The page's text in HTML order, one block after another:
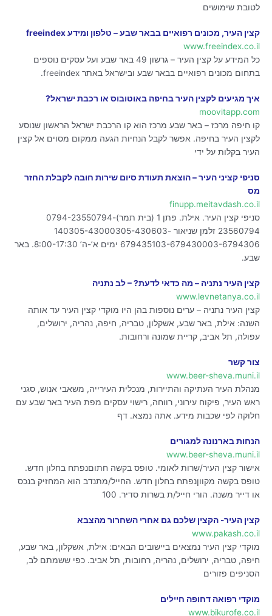
לטובת שימושים
קצין העיר, מכונים רפואיים בבאר שבע – טלפון ומידע freeindex
www.freeindex.co.il
כל המידע על קצין העיר – גרשון 49 באר שבע ועל עסקים נוספים
בתחום מכונים רפואיים בבאר שבע ובישראל באתר freeindex.
איך מגיעים לקצין העיר בחיפה באוטובוס או רכבת ישראל?
moovitapp.com
קו חיפה מרכז – באר שבע מרכז הוא קו הרכבת ישראל הראשון שנוסע
לקצין העיר בחיפה. אפשר לקבל הנחיות הגעה ממקום מסוים אל קצין
העיר בקלות על ידי
סניפי קציני העיר – הוצאת תעודת סיום שירות חובה לקבלת החזר
מס
finupp.meitavdash.co.il
סניפי קצין העיר. אילת. פתן 1 (בית תמר)0794-23550794-
23560794 זלמן שניאור 140305-43000305-430603-
679435103-679430003-6794306 ימים א’-ה’ 8:00-17:30. באר
שבע.
קצין העיר נתניה – מה כדאי לדעת? – לב נתניה
www.levnetanya.co.il
קצין העיר נתניה – ערים נוספות בהן היו מוקדי קצין העיר עד אותה
השנה: אילת, באר שבע, אשקלון, טבריה, חיפה, נהריה, ירושלים,
עפולה, תל אביב, קריית שמונה ורחובות.
צור קשר
www.beer-sheva.muni.il
מנהלת העיר העתיקה והתיירות, מנכלית העירייה, משאבי אנוש, סגני
ראש העיר, פיקוח עירוני, רווחה, רישוי עסקים מפת העיר באר שבע עם
חלוקה לפי שכבות מידע. אתה נמצא. דף
הנחות בארנונה למגורים
www.beer-sheva.muni.il
אישור קצין העיר/שרות לאומי. טופס בקשה חתוםנפתח בחלון חדש.
טופס בקשה מקווןנפתח בחלון חדש. החייל/מתנדב הוא המחזיק בנכס
או דייר משנה. הורי חייל/ת בשרות סדיר. 100
קצין העיר- הקצין שלכם גם אחרי השחרור מהצבא
www.pakash.co.il
מוקדי קצין העיר נמצאים ביישובים הבאים: אילת, אשקלון, באר שבע,
חיפה, טבריה, ירושלים, נהריה, רחובות, תל אביב. כפי ששמתם לב,
הסניפים פזורים
מוקדי רפואה דחופה חיילים
www.bikurofe.co.il